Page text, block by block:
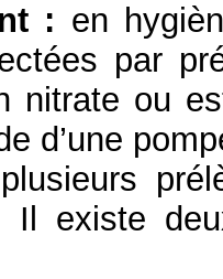
: en
par
nitrate ou
d’une
Il existe